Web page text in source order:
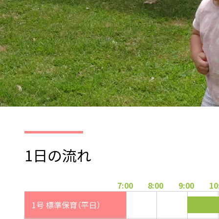
1日の流れ
7:00 8:00 9:00
1号 標準保育（平日）